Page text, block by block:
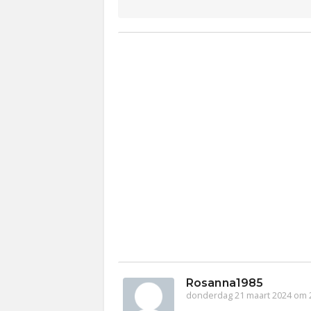
Rosanna1985
donderdag 21 maart 2024 om